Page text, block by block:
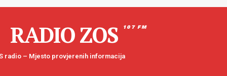
RADIO ZOS 107 FM
radio – Mjesto provjerenih informacija